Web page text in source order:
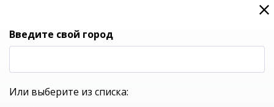
0
Введите свой город
Или выберите из списка: